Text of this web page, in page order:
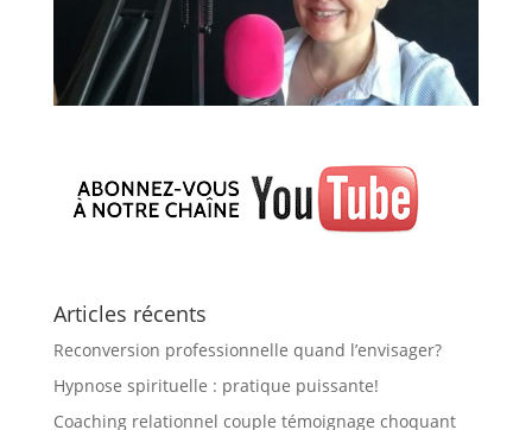
Articles récents
Reconversion professionnelle quand l’envisager?
Hypnose spirituelle : pratique puissante!
Coaching relationnel couple témoignage choquant